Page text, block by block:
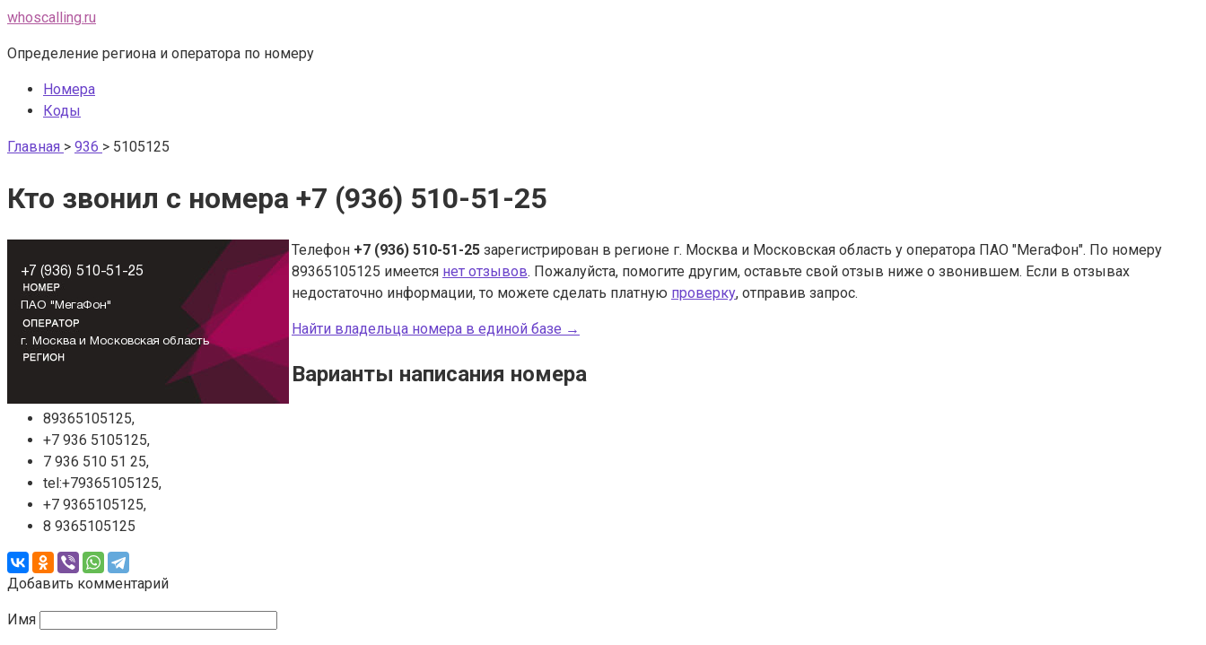
Перейти
контенту
whoscalling.ru
Определение региона и оператора по номеру
Номера
Коды
Главная > 936 > 5105125
Кто звонил с номера +7 (936) 510-51-25
Телефон +7 (936) 510-51-25 зарегистрирован в регионе г. Москва и Московская область у оператора ПАО "МегаФон". По номеру
89365105125 имеется нет отзывов. Пожалуйста, помогите другим, оставьте свой отзыв ниже о звонившем. Если в отзывах
недостаточно информации, то можете сделать платную проверку, отправив запрос.
Найти владельца номера в единой базе →
Варианты написания номера
89365105125,
+7 936 5105125,
7 936 510 51 25,
tel:+79365105125,
+7 9365105125,
8 9365105125
Добавить комментарий
Имя